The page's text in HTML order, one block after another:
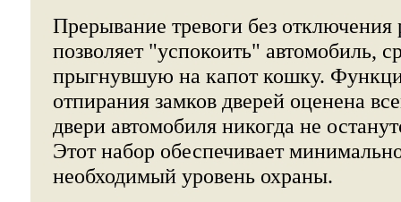
Прерывание тревоги без
позволяет "успокоить" автомобиль,
прыгнувшую на капот кошку.
отпирания замков дверей оценена
двери автомобиля никогда не
Этот набор обеспечивает
необходимый уровень охраны.